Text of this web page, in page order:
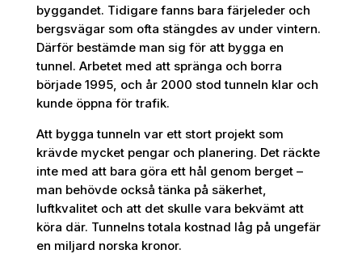
byggandet. Tidigare fanns bara färjeleder och
bergsvägar som ofta stängdes av under vintern.
Därför bestämde man sig för att bygga en
tunnel. Arbetet med att spränga och borra
började 1995, och år 2000 stod tunneln klar och
kunde öppna för trafik.
Att bygga tunneln var ett stort projekt som
krävde mycket pengar och planering. Det räckte
inte med att bara göra ett hål genom berget –
man behövde också tänka på säkerhet,
luftkvalitet och att det skulle vara bekvämt att
köra där. Tunnelns totala kostnad låg på ungefär
en miljard norska kronor.